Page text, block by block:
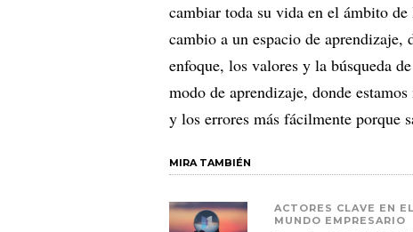
cambiar toda su vida en el ámbito
cambio a un espacio de
enfoque, los valores y la búsqueda
modo de aprendizaje, donde
y los errores más fácilmente porque
MIRA TAMBIÉN
ACTORES CLAVE EN EL
MUNDO EMPRESARIO